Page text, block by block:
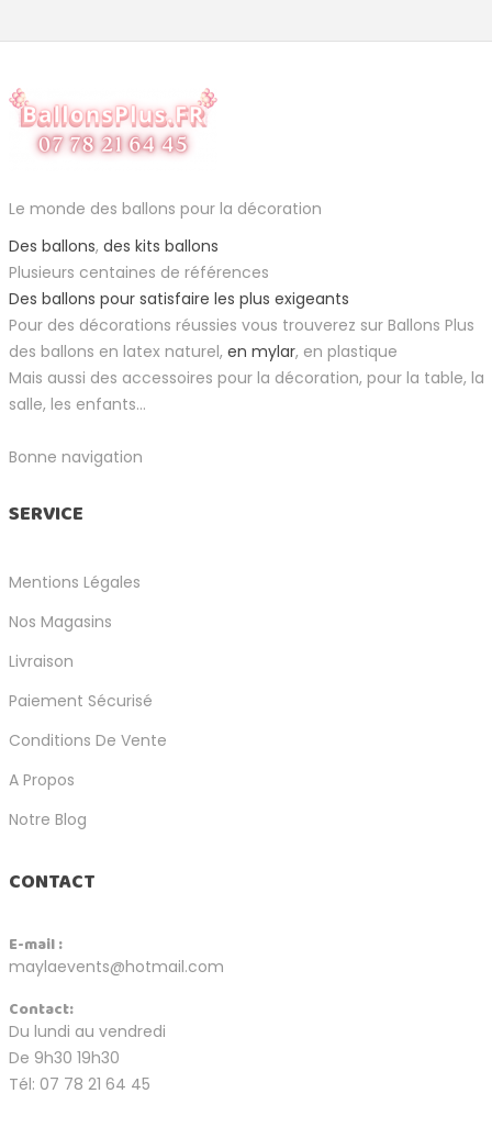
Le monde des ballons pour la décoration
Des ballons, des kits ballons
Plusieurs centaines de références
Des ballons pour satisfaire les plus exigeants
Pour des décorations réussies vous trouverez sur Ballons Plus
des ballons en latex naturel, en mylar, en plastique
Mais aussi des accessoires pour la décoration, pour la table, la
salle, les enfants...
Bonne navigation
SERVICE
Mentions Légales
Nos Magasins
Livraison
Paiement Sécurisé
Conditions De Vente
A Propos
Notre Blog
CONTACT
E-mail :
maylaevents@hotmail.com
Contact:
Du lundi au vendredi
De 9h30 19h30
Tél: 07 78 21 64 45